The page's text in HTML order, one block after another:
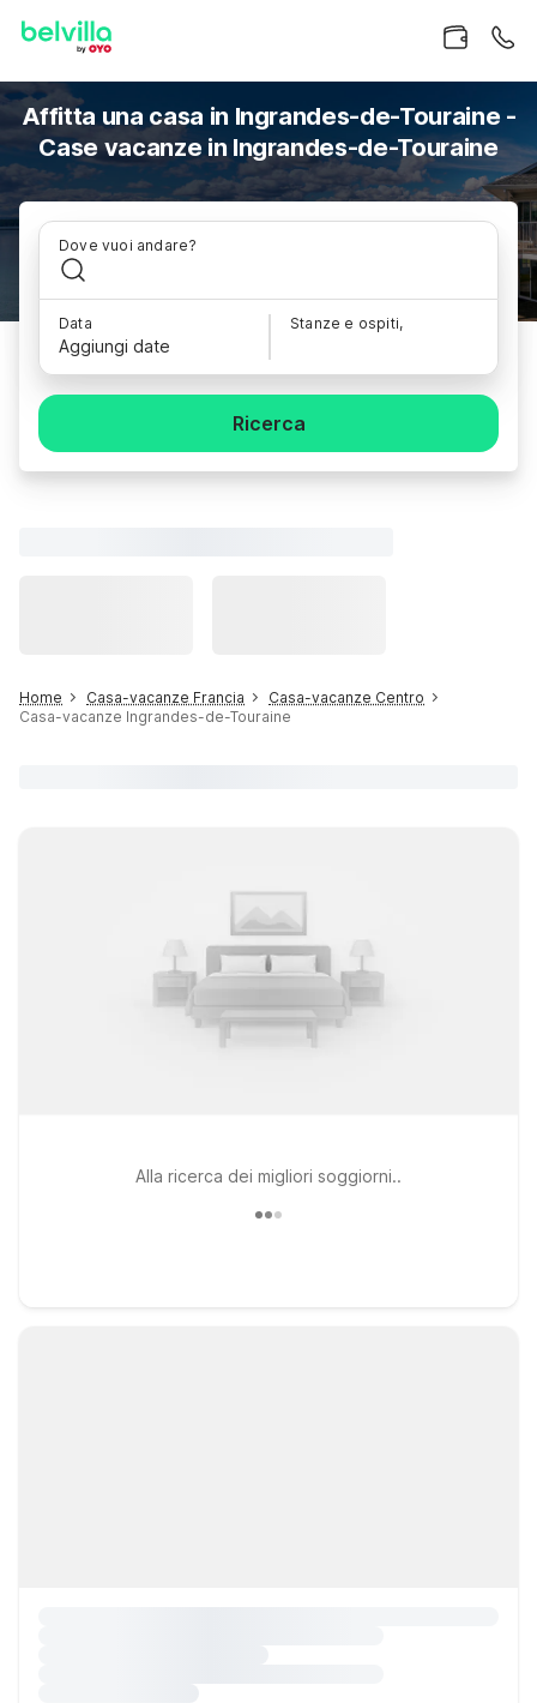
Affitta una casa in Ingrandes-de-Touraine -
Case vacanze in Ingrandes-de-Touraine
Dove vuoi andare?
Data
Aggiungi date
Stanze e ospiti,
Ricerca
Home Casa-vacanze Francia
Casa-vacanze Centro
Casa-vacanze Ingrandes-de-Touraine
Alla ricerca dei migliori soggiorni..